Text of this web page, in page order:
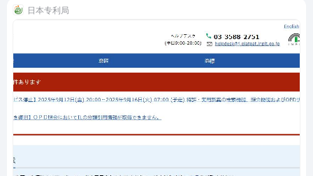
日本专利局